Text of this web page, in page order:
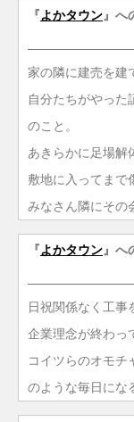
『よかタウン 』へ
家の隣に建売を建
自分たちがやった
のこと。
あきらかに足場解
敷地に入ってまで
みなさん隣にその
『よかタウン 』へ
日祝関係なく工事
企業理念が終わっ
コイツらのオモチ
のような毎日にな